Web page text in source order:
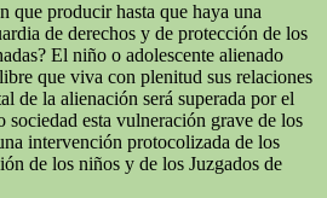
que producir hasta que haya una
de derechos y de protección de los
El niño o adolescente alienado
que viva con plenitud sus relaciones
de la alienación será superada por el
sociedad esta vulneración grave de los
intervención protocolizada de los
de los niños y de los Juzgados de